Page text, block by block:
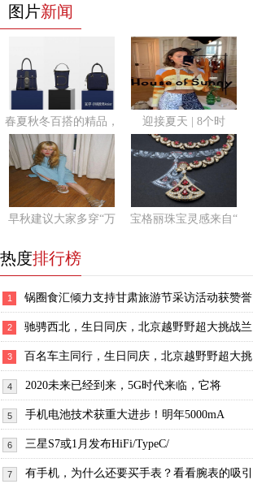
图片新闻
春夏秋冬百搭的精品， 迎接夏天 | 8个时
早秋建议大家多穿“万 宝格丽珠宝灵感来自“
热度排行榜
1 锅圈食汇倾力支持甘肃旅游节采访活动获赞誉
2 驰骋西北，生日同庆，北京越野野超大挑战兰
3 百名车主同行，生日同庆，北京越野野超大挑
4 2020未来已经到来，5G时代来临，它将
5 手机电池技术获重大进步！明年5000mA
6 三星S7或1月发布HiFi/TypeC/
7 有手机，为什么还要买手表？看看腕表的吸引